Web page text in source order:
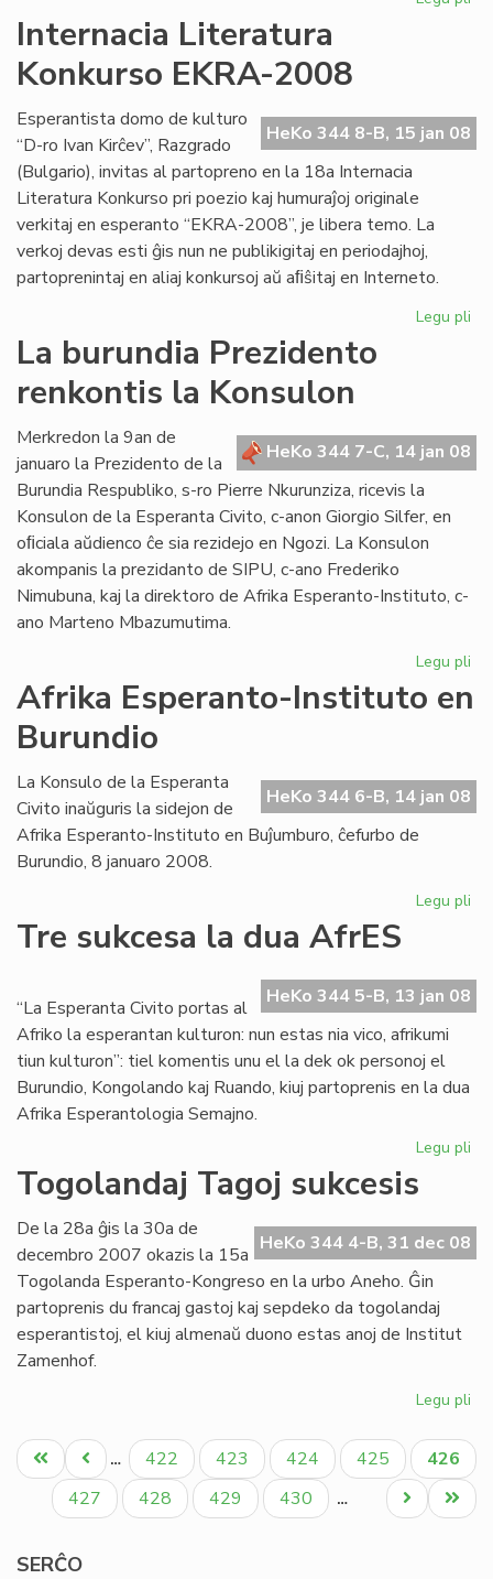
Internacia Literatura
Konkurso EKRA-2008
HeKo 344 8-B, 15 jan 08
Esperantista domo de kulturo
“D-ro Ivan Kirĉev”, Razgrado
(Bulgario), invitas al partopreno en la 18a Internacia
Literatura Konkurso pri poezio kaj humuraĵoj originale
verkitaj en esperanto “EKRA-2008”, je libera temo. La
verkoj devas esti ĝis nun ne publikigitaj en periodajhoj,
partoprenintaj en aliaj konkursoj aŭ aﬁŝitaj en Interneto.
Legu pli
La burundia Prezidento
renkontis la Konsulon
HeKo 344 7-C, 14 jan 08
Merkredon la 9an de
januaro la Prezidento de la
Burundia Respubliko, s-ro Pierre Nkurunziza, ricevis la
Konsulon de la Esperanta Civito, c-anon Giorgio Silfer, en
oﬁciala aŭdienco ĉe sia rezidejo en Ngozi. La Konsulon
akompanis la prezidanto de SIPU, c-ano Frederiko
Nimubuna, kaj la direktoro de Afrika Esperanto-Instituto, c-
ano Marteno Mbazumutima.
Legu pli
la
Afrika Esperanto-Instituto en
Burundio
HeKo 344 6-B, 14 jan 08
La Konsulo de la Esperanta
Civito inaŭguris la sidejon de
Afrika Esperanto-Instituto en Buĵumburo, ĉefurbo de
Burundio, 8 januaro 2008.
Legu pli
Tre sukcesa la dua AfrES
HeKo 344 5-B, 13 jan 08
“La Esperanta Civito portas al
Afriko la esperantan kulturon: nun estas nia vico, afrikumi
tiun kulturon”: tiel komentis unu el la dek ok personoj el
Burundio, Kongolando kaj Ruando, kiuj partoprenis en la dua
Afrika Esperantologia Semajno.
Legu pli
Togolandaj Tagoj sukcesis
HeKo 344 4-B, 31 dec 08
De la 28a ĝis la 30a de
decembro 2007 okazis la 15a
Togolanda Esperanto-Kongreso en la urbo Aneho. Ĝin
partoprenis du francaj gastoj kaj sepdeko da togolandaj
esperantistoj, el kiuj almenaŭ duono estas anoj de Institut
Zamenhof.
Legu pli
Pagination
Unua
paĝo
Antaŭa
paĝo
… Paĝo
422 Paĝo
423 Paĝo
424 Paĝo
425
Aktuala
paĝo
426
Paĝo
427 Paĝo
428 Paĝo
429 Paĝo
430 …
Last
page
Next
page
SERĈO